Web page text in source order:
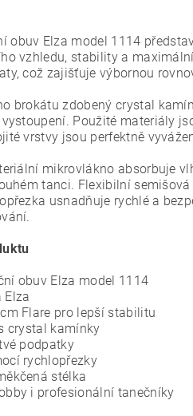
obuv Elza model 1114
vzhledu, stability a
což zajišťuje výbornou
brokátu zdobený crystal
vystoupení. Použité materiály
vrstvy jsou perfektně
mikrovlákno absorbuje
tanci. Flexibilní
usnadňuje rychlé a
obuv Elza model 1114
Elza
Flare pro lepší stabilitu
crystal kamínky
podpatky
rychlopřezky
stélka
i profesionální tanečníky